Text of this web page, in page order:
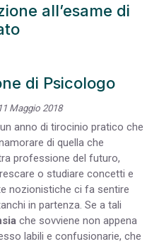
all’esame di
di Psicologo
Maggio 2018
anno di tirocinio pratico che
di quella che
professione del futuro,
o studiare concetti e
nozionistiche ci fa sentire
in partenza. Se a tali
che sovviene non appena
labili e confusionarie, che